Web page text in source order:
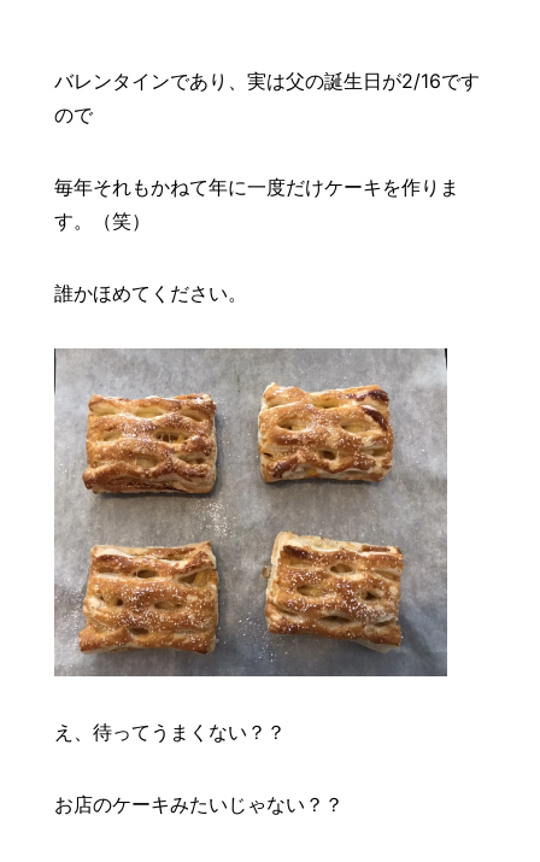
バレンタインであり、実は父の誕生日が2/16です
ので
毎年それもかねて年に一度だけケーキを作りま
す。（笑）
誰かほめてください。
え、待ってうまくない？？
お店のケーキみたいじゃない？？